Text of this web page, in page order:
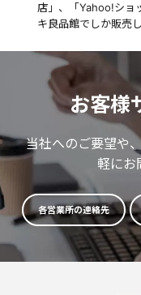
店」、「Yahoo!ショ
キ良品館でしか販売
お客様
当社へのご要望や
軽にお
各営業所の連絡先